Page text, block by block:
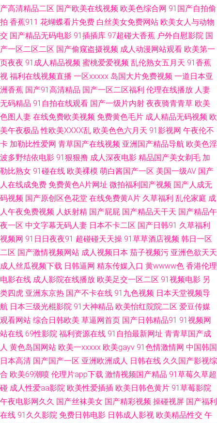
91在线免费观看蜜臀 免费成人版www 91香蕉碰 四虎五区 超碰视干 伊人青
久久 91豆花成人社区 91蜜桃动漫78 国产草逼资源 青青草人人操av 91N在
线视频 91社区9页 午夜剧场久久 91麻豆传媒三区 深爱激情五月网 91社网站
免费观看 黄污污在线观看 91n网站免费观看 91可爱足交 国产久久色一区 91
九色人妻蝌蚪 中文字幕首页人妻91 成人在线观看av四虎 日韩56页 91在线资
源 亚洲欧美自拍一区 韩国伦理妈妈的朋友 深喉九区 成人免费视 青青草久久
嗯伊人 91麻豆精品国产 激情综合网 五月婷婷欧美色日韩 91站色 欧美日韩
115p 91黄色黑丝动漫 精品久久婷婷网络 亚洲涩涩天堂在线视频 大香蕉青草
欧美最淫伦合集 91高潮叫床 国产精品网址 色97干 91激情性交社区 东京热
男人的天堂09 影音先锋A∨色吧 av福利姬网站 男人天堂网址 91在线观看国
产视频 四虎小视频 91情爱网 成人深夜福利社在线 欧美乱淫 91白丝秘 av极
123 91黑料在线视频黑丝 欧美日韩瑞士久久 91快播入口 福利看片国产一区
自拍 91海角在线观看网址 AV五男人天堂 久草福利在线免费 日本黄色永久视
频 伊人福利国产 91洮色 日韩欧美有码无码中文 国产精品爱久久 91视频在线
观看h 日韩无码兔费 91桃色免费网站 國產福利av 欧美黄色成人日韩 日韩无
碼第一页 91x视频大全 91网站免费线上观看 黄色日本www 影音先锋AV最新
囯产精品久久 性交美女 国产久草首页 91网站草 久操精品视频在线播放 偷拍
产高清精品二区 国产欧美在线视频 欧美色综合网 91国产自拍偷
拍 香蕉911 花蝴蝶看片免费 白丝美女免费网站 欧美女人与动物
交 国产精品无码电影 91插插库 97超碰大香蕉 户外自慰影院 国
产一区二区二区 国产偷窥盗摄视频 成人动漫网站观看 欧美第一
页夜夜 91成人精品视频 蜜桃爱爱视频 乱伦熟女五月天 91香蕉
视 福利在线视频直播 一区xxxxx 岛国大片免费视频 一道日本亚
洲香蕉 国产91高清精品 国产一区二区福利 伦理在线播放 人妻
无码精品 91自拍在线观看 国产一级片内射 夜夜骑青青草 欧美
色图人妻 在线免费欧美视频 免费黄色毛片 成人精品无码视频 欧
美午夜极品 性欧美ⅩⅩⅩⅩ乱 欧美色色六月天 91影视网 午夜伦不
卡 加勒比性爱网 青草国产在线视频 亚洲国产精品导航 欧美色淫
波多野结依电影 91狠狠撸 成人深夜电影 精品国产美女剃毛 加
勒比熟女 91碰在线 欧美裸模 萌白酱国产一区 美国一级AV 国产
人在线成免费 免费黄色A片网址 微拍福利国产视频 国产人成无
码视频 国产原创区色花堂 在线免费黄A片 久草福利 乱伦家庭 成
人午夜免费视频 人妖射精 国产屁屁 国产精品天干天 国产精品午
夜一区 中文字幕无码人妻 日本不卡二区 国产日韩91 久草福利
视频网 91日日夜夜91 超碰碰天天操 91草草酒店视频 韩日一区
二区 国产激情视频网站 成人视频日本 茄子视频污 亚洲色欲天天
成人丝瓜视频下载 日韩逼网 精东传媒入口 黄wwww色 香港伦理
电影在线 成人影院在线播放 欧美足交一区二区 91视频电影 另
类四虎 亚洲东京热 国产不卡在线 91九色视频 日本天堂视频导
航 日本三级光棍影院 91大神精品 欧美怡红院院二区 爱豆传媒
观看网站 综合日韩欧美 草逼网首页 国产日韩精品91 91视频网
站在线 69性影院 福利资源在线 91自拍最新网址 青青草国产成
人 黄色岛国网站 欧美一xxxxx 欧美gayv 91色情激情网 中国韩国
日本高清 国产国产一区 亚洲欧洲成人 日韩在线 久久国产影视综
合 欧美69潮喷 伦理片app下载 激情视频国产精品 91草莓久草超
碰 成人性爱aa影院 欧美性爱插插 欧美日韩色黄片 91草莓影院
午夜电影网久久 国产丝袜美女 国产精彩视频 操碰视屏 国产福利
在线 91久久影院 免费日韩电影 日韩成人影视 欧美精品性交 午